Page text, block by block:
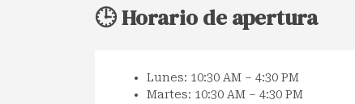
🕒 Horario de apertura
Lunes: 10:30 AM – 4:30 PM
Martes: 10:30 AM – 4:30 PM